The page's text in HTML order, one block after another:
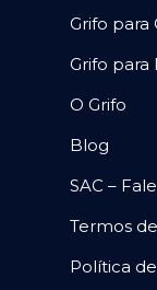
Grifo para
Grifo para
O Grifo
Blog
SAC –
Termos
Política